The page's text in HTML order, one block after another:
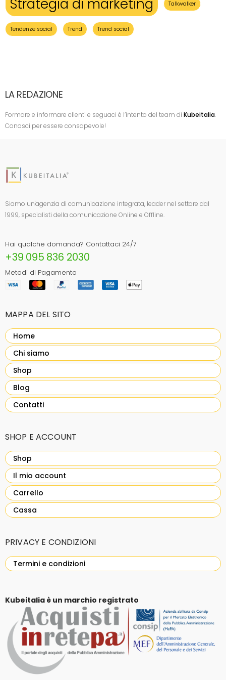
Talkwalker
Tendenze social Trend Trend social
LA REDAZIONE
Formare e informare clienti e seguaci è l’intento del team di Kubeitalia.
Conosci per essere consapevole!
Siamo un'agenzia di comunicazione integrata, leader nel settore dal
1999, specialisti della comunicazione Online e Offline.
Hai qualche domanda? Contattaci 24/7
+39 095 836 2030
Metodi di Pagamento
MAPPA DEL SITO
Home
Chi siamo
Shop
Blog
Contatti
SHOP E ACCOUNT
Shop
Il mio account
Carrello
Cassa
PRIVACY E CONDIZIONI
Termini e condizioni
Kubeitalia è un marchio registrato